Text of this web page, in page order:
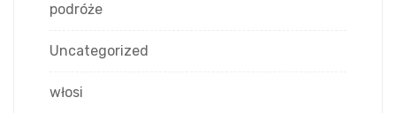
podróże
Uncategorized
włosi